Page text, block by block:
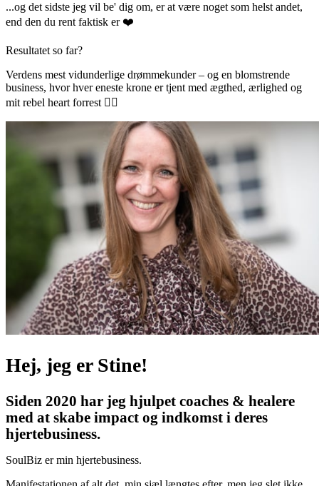
...og det sidste jeg vil be' dig om, er at være noget som helst andet,
end den du rent faktisk er ❤️
Resultatet so far?
Verdens mest vidunderlige drømmekunder – og en blomstrende
business, hvor hver eneste krone er tjent med ægthed, ærlighed og
mit rebel heart forrest ❤️‍🔥
Hej, jeg er Stine!
Siden 2020 har jeg hjulpet coaches & healere
med at skabe impact og indkomst i deres
hjertebusiness.
SoulBiz er min hjertebusiness.